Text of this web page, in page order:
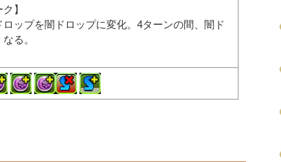
】
ップを闇ドロップに変化。4ターンの間、闇ド
る。